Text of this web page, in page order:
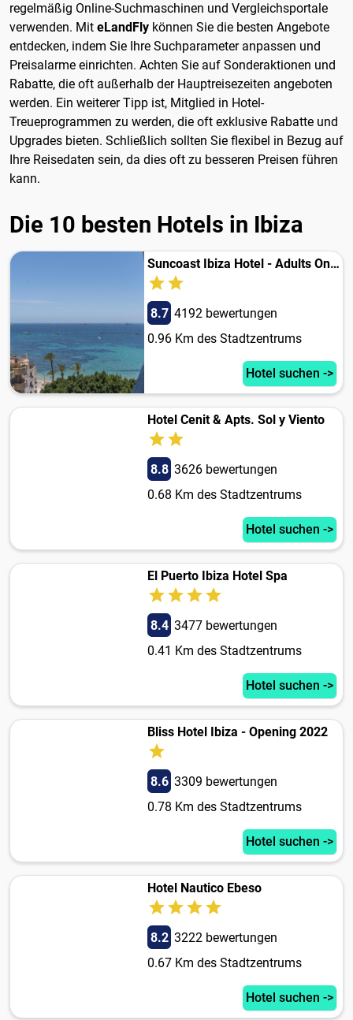
regelmäßig Online-Suchmaschinen und Vergleichsportale
verwenden. Mit eLandFly können Sie die besten Angebote
entdecken, indem Sie Ihre Suchparameter anpassen und
Preisalarme einrichten. Achten Sie auf Sonderaktionen und
Rabatte, die oft außerhalb der Hauptreisezeiten angeboten
werden. Ein weiterer Tipp ist, Mitglied in Hotel-
Treueprogrammen zu werden, die oft exklusive Rabatte und
Upgrades bieten. Schließlich sollten Sie flexibel in Bezug auf
Ihre Reisedaten sein, da dies oft zu besseren Preisen führen
kann.
Die 10 besten Hotels in Ibiza
Suncoast Ibiza Hotel - Adults Only -
8.7 4192 bewertungen
0.96 Km des Stadtzentrums
Hotel suchen ->
Hotel Cenit & Apts. Sol y Viento
8.8 3626 bewertungen
0.68 Km des Stadtzentrums
Hotel suchen ->
El Puerto Ibiza Hotel Spa
8.4 3477 bewertungen
0.41 Km des Stadtzentrums
Hotel suchen ->
Bliss Hotel Ibiza - Opening 2022
8.6 3309 bewertungen
0.78 Km des Stadtzentrums
Hotel suchen ->
Hotel Nautico Ebeso
8.2 3222 bewertungen
0.67 Km des Stadtzentrums
Hotel suchen ->